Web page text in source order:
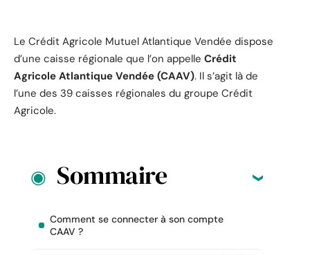
Le Crédit Agricole Mutuel Atlantique Vendée dispose
d’une caisse régionale que l’on appelle Crédit
Agricole Atlantique Vendée (CAAV). Il s’agit là de
l’une des 39 caisses régionales du groupe Crédit
Agricole.
Sommaire
Comment se connecter à son compte
CAAV ?